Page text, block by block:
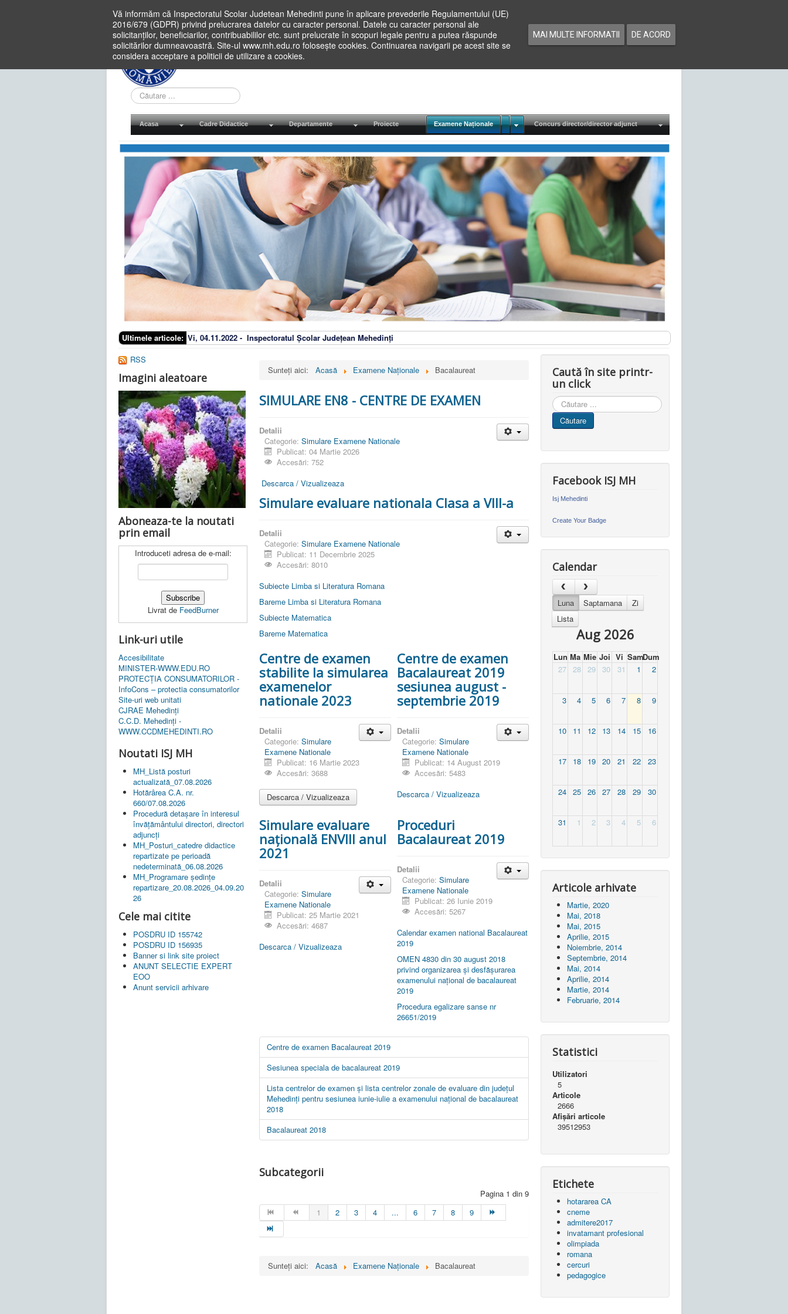
Vă informăm că Inspectoratul Scolar Judetean Mehedinti pune în aplicare prevederile Regulamentului (UE)
2016/679 (GDPR) privind prelucrarea datelor cu caracter personal. Datele cu caracter personal ale
solicitanților, beneficiarilor, contribuabililor etc. sunt prelucrate în scopuri legale pentru a putea răspunde
solicitărilor dumneavoastră. Site-ul www.mh.edu.ro folosește cookies. Continuarea navigarii pe acest site se
considera acceptare a politicii de utilizare a cookies.
MAI MULTE INFORMATII DE ACORD
Cauta
in
site
Acasa Cadre Didactice Departamente Proiecte Examene Naționale Concurs director/director adjunct
Ultimele articole: Vi, 04.11.2022 - Inspectoratul Școlar Județean Mehedinți
RSS
Imagini aleatoare
Aboneaza-te la noutati
prin email
Introduceti adresa de e-mail:
Livrat de FeedBurner
Link-uri utile
Accesibilitate
MINISTER-WWW.EDU.RO
PROTECȚIA CONSUMATORILOR -
InfoCons – protectia consumatorilor
Site-uri web unitati
CJRAE Mehedinți
C.C.D. Mehedinţi -
WWW.CCDMEHEDINTI.RO
Noutati ISJ MH
MH_Listă posturi
actualizată_07.08.2026
Hotărârea C.A. nr.
660/07.08.2026
Procedură detașare în interesul
învățământului directori, directori
adjuncți
MH_Posturi_catedre didactice
repartizate pe perioadă
nedeterminată_06.08.2026
MH_Programare ședințe
repartizare_20.08.2026_04.09.20
26
Cele mai citite
POSDRU ID 155742
POSDRU ID 156935
Banner si link site proiect
ANUNT SELECTIE EXPERT
EOO
Anunt servicii arhivare
Sunteți aici: Acasă Examene Naționale Bacalaureat
SIMULARE EN8 - CENTRE DE EXAMEN
Detalii
Categorie: Simulare Examene Nationale
Publicat: 04 Martie 2026
Accesări: 752
Descarca / Vizualizeaza
Simulare evaluare nationala Clasa a VIII-a
Detalii
Categorie: Simulare Examene Nationale
Publicat: 11 Decembrie 2025
Accesări: 8010
Subiecte Limba si Literatura Romana
Bareme Limba si Literatura Romana
Subiecte Matematica
Bareme Matematica
Centre de examen
stabilite la simularea
examenelor
nationale 2023
Detalii
Categorie: Simulare
Examene Nationale
Publicat: 16 Martie 2023
Accesări: 3688
Descarca / Vizualizeaza
Centre de examen
Bacalaureat 2019
sesiunea august -
septembrie 2019
Detalii
Categorie: Simulare
Examene Nationale
Publicat: 14 August 2019
Accesări: 5483
Descarca / Vizualizeaza
Simulare evaluare
națională ENVIII anul
2021
Detalii
Categorie: Simulare
Examene Nationale
Publicat: 25 Martie 2021
Accesări: 4687
Descarca / Vizualizeaza
Proceduri
Bacalaureat 2019
Detalii
Categorie: Simulare
Examene Nationale
Publicat: 26 Iunie 2019
Accesări: 5267
Calendar examen national Bacalaureat
2019
OMEN 4830 din 30 august 2018
privind organizarea şi desfăşurarea
examenului naţional de bacalaureat
2019
Procedura egalizare sanse nr
26651/2019
Centre de examen Bacalaureat 2019
Sesiunea speciala de bacalaureat 2019
Lista centrelor de examen și lista centrelor zonale de evaluare din județul
Mehedinți pentru sesiunea iunie-iulie a examenului național de bacalaureat
2018
Bacalaureat 2018
Subcategorii
Pagina 1 din 9
1
2 3 4 ... 6 7 8 9
Sunteți aici: Acasă Examene Naționale Bacalaureat
Caută în site printr-
un click
Cauta
in
site
Căutare
Facebook ISJ MH
Isj Mehedinti
Create Your Badge
Calendar
Luna Saptamana
Zi
Lista
Aug 2026
Lun Ma Mie Joi Vi SamDum
27
28 29 30 31 1 2
3 4 5 6 7 8 9
10 11 12 13 14 15 16
17 18 19 20 21 22 23
24 25 26 27 28 29 30
31 1 2 3 4 5 6
Articole arhivate
Martie, 2020
Mai, 2018
Mai, 2015
Aprilie, 2015
Noiembrie, 2014
Septembrie, 2014
Mai, 2014
Aprilie, 2014
Martie, 2014
Februarie, 2014
Statistici
Utilizatori
5
Articole
2666
Afișări articole
39512953
Etichete
hotararea CA
cneme
admitere2017
invatamant profesional
olimpiada
romana
cercuri
pedagogice